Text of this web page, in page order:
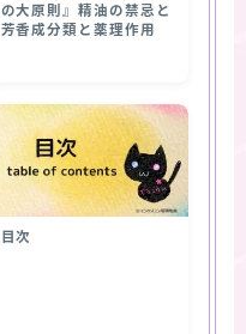
の大原則』精油の禁忌と
芳香成分類と薬理作用
目次